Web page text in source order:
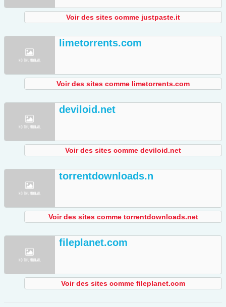
Voir des sites comme justpaste.it
limetorrents.com
Voir des sites comme limetorrents.com
deviloid.net
Voir des sites comme deviloid.net
torrentdownloads.n
Voir des sites comme torrentdownloads.net
fileplanet.com
Voir des sites comme fileplanet.com